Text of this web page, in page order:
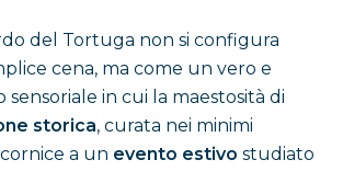
del Tortuga non si configura
cena, ma come un vero e
sensoriale in cui la maestosità di
storica, curata nei minimi
a un evento estivo studiato